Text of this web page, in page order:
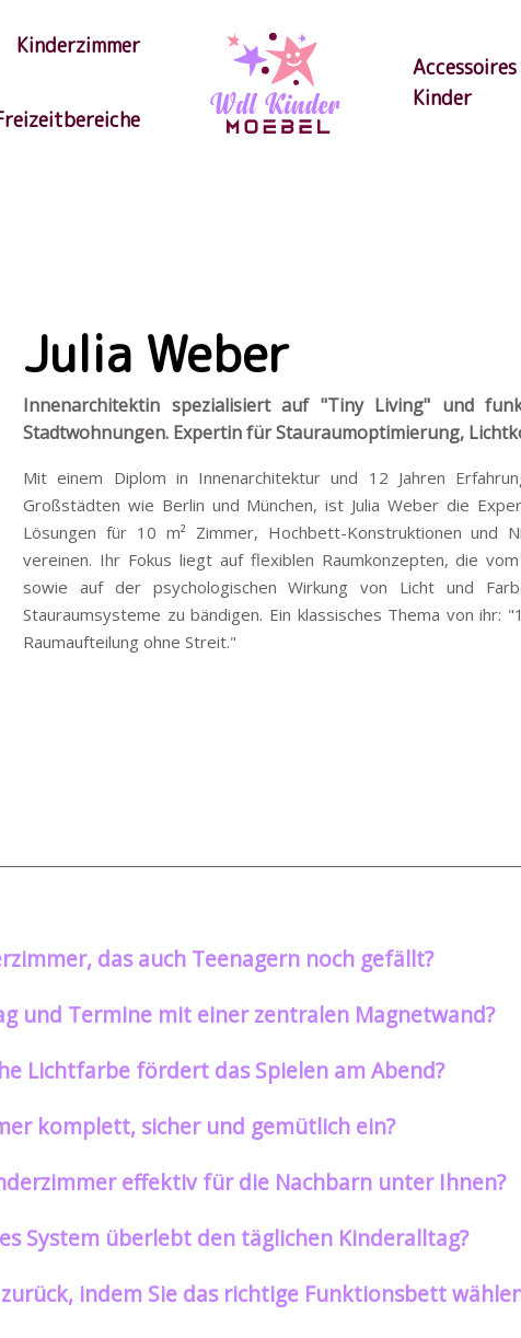
Kinderzimmer
Kinder
Julia Weber
Innenarchitektin spezialisiert auf "Tiny Living" und
Stadtwohnungen. Expertin für Stauraumoptimierung,
Mit einem Diplom in Innenarchitektur und 12 Jahren
Großstädten wie Berlin und München, ist Julia Weber die
Lösungen für 10 m² Zimmer, Hochbett-Konstruktionen und
vereinen. Ihr Fokus liegt auf flexiblen Raumkonzepten, die
sowie auf der psychologischen Wirkung von Licht und
Stauraumsysteme zu bändigen. Ein klassisches Thema von ihr:
Raumaufteilung ohne Streit."
das auch Teenagern noch gefällt?
und Termine mit einer zentralen Magnetwand?
Lichtfarbe fördert das Spielen am Abend?
komplett, sicher und gemütlich ein?
effektiv für die Nachbarn unter Ihnen?
System überlebt den täglichen Kinderalltag?
indem Sie das richtige Funktionsbett